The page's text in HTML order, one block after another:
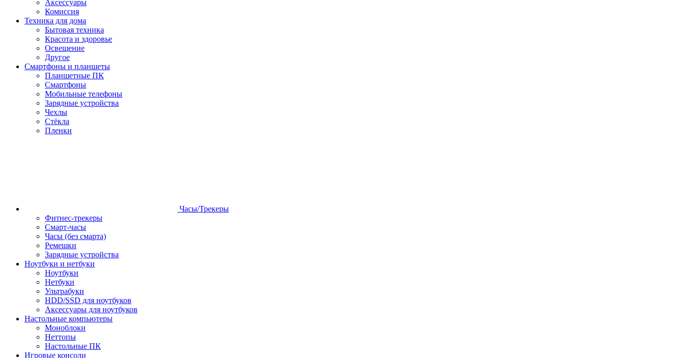
Аксессуары
Комиссия
Техника для дома
Бытовая техника
Красота и здоровье
Освещение
Другое
Смартфоны и планшеты
Планшетные ПК
Смартфоны
Мобильные телефоны
Зарядные устройства
Чехлы
Стёкла
Пленки
Часы/Трекеры
Фитнес-трекеры
Смарт-часы
Часы (без смарта)
Ремешки
Зарядные устройства
Ноутбуки и нетбуки
Ноутбуки
Нетбуки
Ультрабуки
HDD/SSD для ноутбуков
Аксессуары для ноутбуков
Настольные компьютеры
Моноблоки
Неттопы
Настольные ПК
Игровые консоли